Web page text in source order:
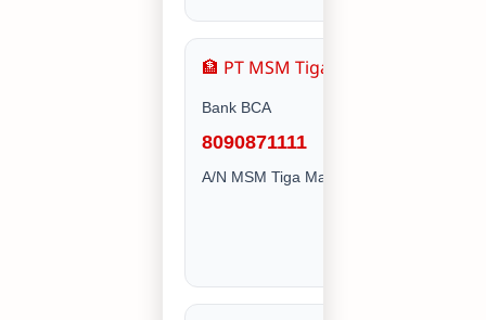
🏦 PT MSM Tiga Matra Satria
Bank BCA
8090871111
A/N MSM Tiga Matra Satria PT